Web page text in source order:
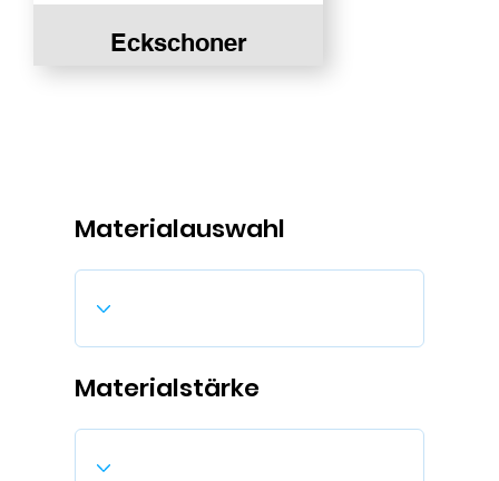
Materialauswahl
Materialstärke
Eckschoner